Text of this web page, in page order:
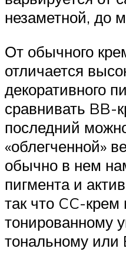
незаметной, до
От обычного
отличается
декоративного
сравнивать BB-
последний
«облегченной»
обычно в нем
пигмента и
так что CC-
тонированному
тональному или